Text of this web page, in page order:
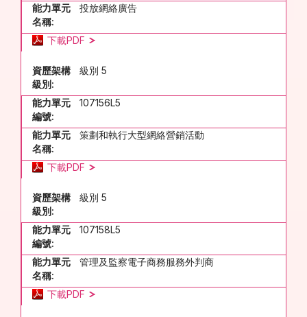
能力單元
名稱:
投放網絡廣告
下載PDF
資歷架構
級別:
級別 5
能力單元
編號:
107156L5
能力單元
名稱:
策劃和執行大型網絡營銷活動
下載PDF
資歷架構
級別:
級別 5
能力單元
編號:
107158L5
能力單元
名稱:
管理及監察電子商務服務外判商
下載PDF